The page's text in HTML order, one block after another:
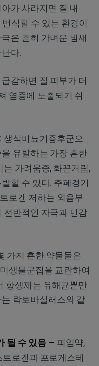
가 사라지면 질 내
식할 수 있는 환경이
은 흔히 가벼운 냄새
다.
감하면 질 피부가 더
염증에 노출되기 쉬
생식비뇨기증후군으
유발하는 가장 흔한
가려움증, 화끈거림,
할 수 있다. 주폐경기
로겐 저하는 외음부
전반적인 자극과 민감
가지 흔한 약물들은
생물군집을 교란하여
항생제는 유해균뿐만
락토바실러스와 같
될 수 있음 — 피임약,
트로겐과 프로게스테